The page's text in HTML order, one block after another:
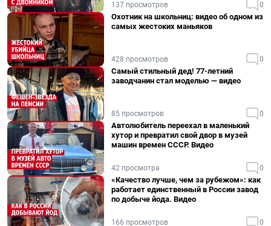
137 просмотров 0
Охотник на школьниц: видео об одном из
самых жестоких маньяков
428 просмотров 0
Самый стильный дед! 77-летний
заводчанин стал моделью — видео
85 просмотров 0
Автолюбитель переехал в маленький
хутор и превратил свой двор в музей
машин времен СССР. Видео
42 просмотра 0
«Качество лучше, чем за рубежом»: как
работает единственный в России завод
по добыче йода. Видео
166 просмотров 0